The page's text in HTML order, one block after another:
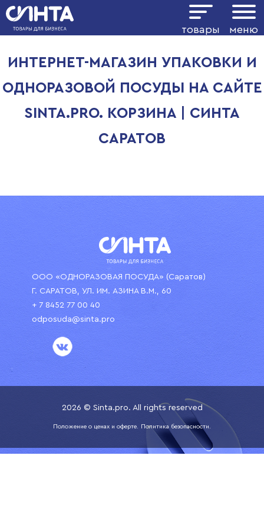
товары меню
Показать фильтр
ИНТЕРНЕТ-МАГАЗИН УПАКОВКИ И
ОДНОРАЗОВОЙ ПОСУДЫ НА САЙТЕ
SINTA.PRO. КОРЗИНА | СИНТА
САРАТОВ
ООО «ОДНОРАЗОВАЯ ПОСУДА» (Саратов)
Г. САРАТОВ, УЛ. ИМ. АЗИНА В.М., 60
+ 7 8452 77 00 40
odposuda@sinta.pro
2026 © Sinta.pro. All rights reserved
Положение о ценах и оферте. Политика безопасности.